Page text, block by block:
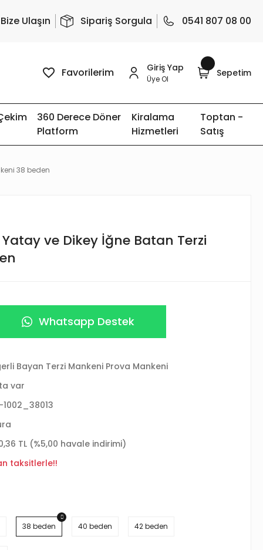
Bize Ulaşın Sipariş Sorgula 0541 807 08 00
Favorilerim Giriş Yap
Üye Ol
Sepetim
360 Derece Döner
Platform
Kiralama
Hizmetleri
Toptan -
Satış
38 beden
ve Dikey İğne Batan Terzi
Whatsapp Destek
Bayan Terzi Mankeni Prova Mankeni
var
TL (%5,00 havale indirimi)
taksitlerle!!
38 beden 40 beden 42 beden